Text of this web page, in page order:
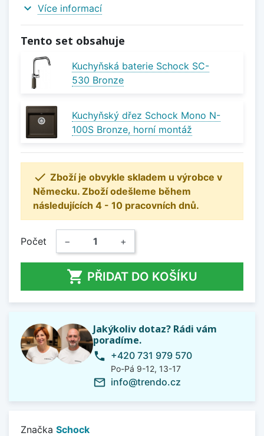
expand_more Více informací
Tento set obsahuje
Kuchyňská baterie Schock SC-
530 Bronze
Kuchyňský dřez Schock Mono N-
100S Bronze, horní montáž
 Zboží je obvykle skladem u výrobce v
Německu. Zboží odešleme během
následujících 4 - 10 pracovních dnů.
Počet − +
 PŘIDAT DO KOŠÍKU
Jakýkoliv dotaz? Rádi vám
poradíme.
phone +420 731 979 570
Po-Pá 9-12, 13-17
mail_outline info@trendo.cz
Značka Schock